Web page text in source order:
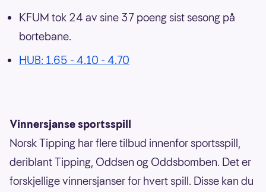
KFUM tok 24 av sine 37 poeng sist sesong på
bortebane.
HUB: 1.65 - 4.10 - 4.70
Vinnersjanse sportsspill
Norsk Tipping har flere tilbud innenfor sportsspill,
deriblant Tipping, Oddsen og Oddsbomben. Det er
forskjellige vinnersjanser for hvert spill. Disse kan du